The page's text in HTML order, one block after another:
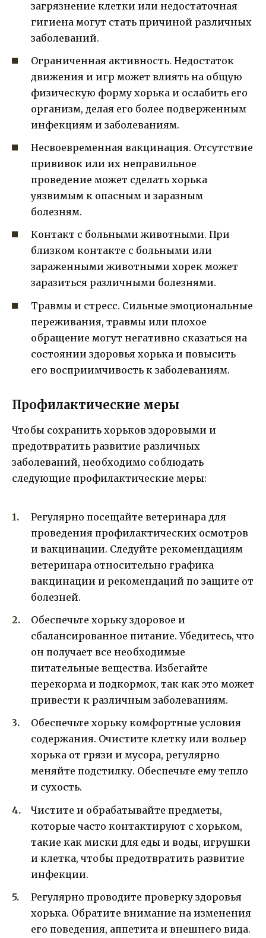
загрязнение клетки или недостаточная
гигиена могут стать причиной различных
заболеваний.
Ограниченная активность. Недостаток
движения и игр может влиять на общую
физическую форму хорька и ослабить его
организм, делая его более подверженным
инфекциям и заболеваниям.
Несвоевременная вакцинация. Отсутствие
прививок или их неправильное
проведение может сделать хорька
уязвимым к опасным и заразным
болезням.
Контакт с больными животными. При
близком контакте с больными или
зараженными животными хорек может
заразиться различными болезнями.
Травмы и стресс. Сильные эмоциональные
переживания, травмы или плохое
обращение могут негативно сказаться на
состоянии здоровья хорька и повысить
его восприимчивость к заболеваниям.
Профилактические меры
Чтобы сохранить хорьков здоровыми и
предотвратить развитие различных
заболеваний, необходимо соблюдать
следующие профилактические меры:
Регулярно посещайте ветеринара для
проведения профилактических осмотров
и вакцинации. Следуйте рекомендациям
ветеринара относительно графика
вакцинации и рекомендаций по защите от
болезней.
Обеспечьте хорьку здоровое и
сбалансированное питание. Убедитесь, что
он получает все необходимые
питательные вещества. Избегайте
перекорма и подкормок, так как это может
привести к различным заболеваниям.
Обеспечьте хорьку комфортные условия
содержания. Очистите клетку или вольер
хорька от грязи и мусора, регулярно
меняйте подстилку. Обеспечьте ему тепло
и сухость.
Чистите и обрабатывайте предметы,
которые часто контактируют с хорьком,
такие как миски для еды и воды, игрушки
и клетка, чтобы предотвратить развитие
инфекции.
Регулярно проводите проверку здоровья
хорька. Обратите внимание на изменения
его поведения, аппетита и внешнего вида.